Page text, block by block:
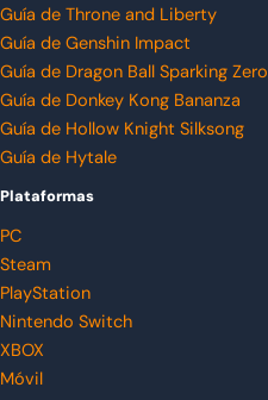
Guía de Throne and Liberty
Guía de Genshin Impact
Guía de Dragon Ball Sparking Zero
Guía de Donkey Kong Bananza
Guía de Hollow Knight Silksong
Guía de Hytale
Plataformas
PC
Steam
PlayStation
Nintendo Switch
XBOX
Móvil